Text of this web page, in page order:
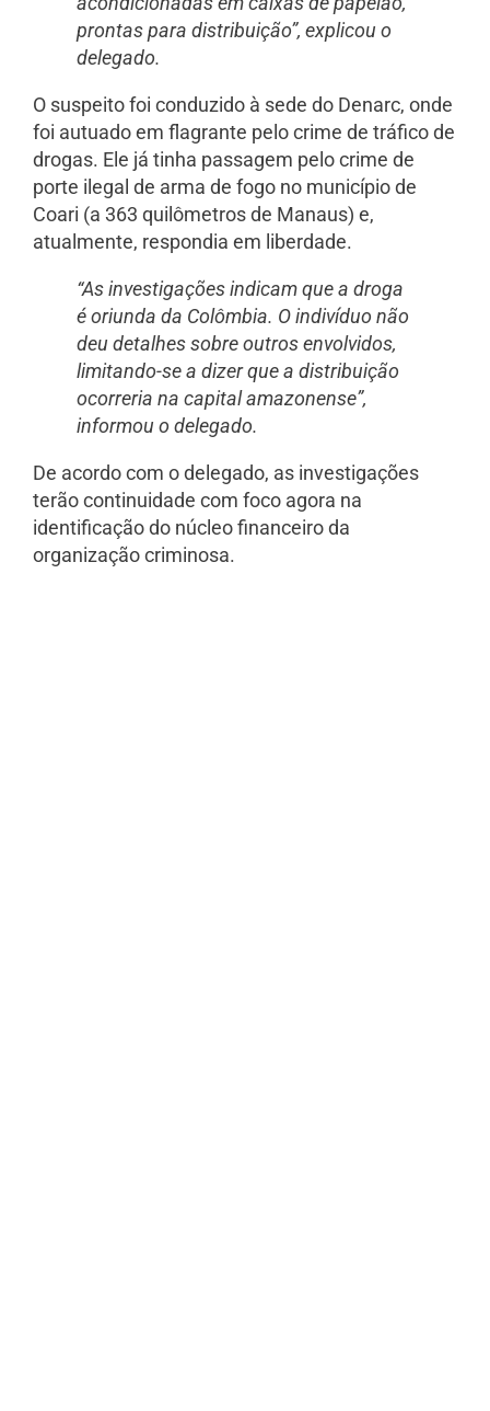
prontas para distribuição”, explicou o
delegado.
O suspeito foi conduzido à sede do Denarc, onde
foi autuado em flagrante pelo crime de tráfico de
drogas. Ele já tinha passagem pelo crime de
porte ilegal de arma de fogo no município de
Coari (a 363 quilômetros de Manaus) e,
atualmente, respondia em liberdade.
“As investigações indicam que a droga
é oriunda da Colômbia. O indivíduo não
deu detalhes sobre outros envolvidos,
limitando-se a dizer que a distribuição
ocorreria na capital amazonense”,
informou o delegado.
De acordo com o delegado, as investigações
terão continuidade com foco agora na
identificação do núcleo financeiro da
organização criminosa.